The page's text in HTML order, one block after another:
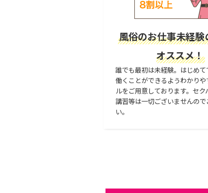
風俗のお仕事未経験
オススメ！
誰でも最初は未経験。はじめ
働くことができるようわかり
ルをご用意しております。セク
講習等は一切ございませんの
い。